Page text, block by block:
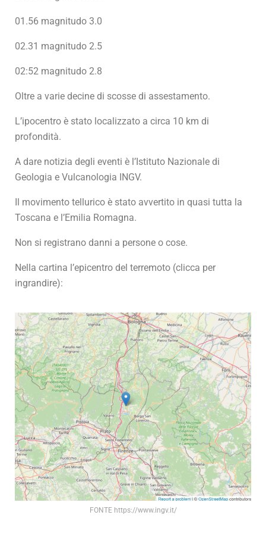
01.56 magnitudo 3.0
02.31 magnitudo 2.5
02:52 magnitudo 2.8
Oltre a varie decine di scosse di assestamento.
L’ipocentro è stato localizzato a circa 10 km di
profondità.
A dare notizia degli eventi è l’Istituto Nazionale di
Geologia e Vulcanologia INGV.
Il movimento tellurico è stato avvertito in quasi tutta la
Toscana e l’Emilia Romagna.
Non si registrano danni a persone o cose.
Nella cartina l’epicentro del terremoto (clicca per
ingrandire):
FONTE https://www.ingv.it/